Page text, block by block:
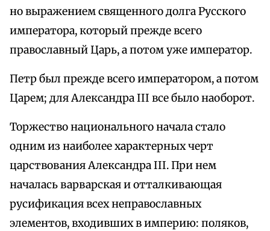
но выражением священного долга Русского
императора, который прежде всего
православный Царь, а потом уже император.
Петр был прежде всего императором, а потом
Царем; для Александра III все было наоборот.
Торжество национального начала стало
одним из наиболее характерных черт
царствования Александра III. При нем
началась варварская и отталкивающая
русификация всех неправославных
элементов, входивших в империю: поляков,